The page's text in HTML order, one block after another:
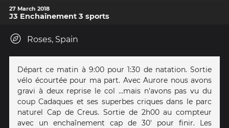
27 March 2018
J3 Enchaînement 3 sports
Roses, Spain
Départ ce matin à 9:00 pour 1:30 de natation. Sortie
vélo écourtée pour ma part. Avec Aurore nous avons
gravi à deux reprise le col ...mais n'avons pas vu du
coup Cadaques et ses superbes criques dans le parc
naturel Cap de Creus. Sortie de 2h00 au compteur
avec un enchaînement cap de 30' pour finir. Les